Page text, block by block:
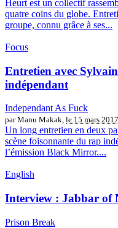
Heurt est un collectif
quatre coins du globe.
groupe, connu grâce à ses...
Focus
Entretien avec
indépendant
Independant As Fuck
par Manu Makak, le 15 mars 2017
Un long entretien en deux
scène foisonnante du rap
l’émission Black Mirror....
English
Interview : Jabbar of
Prison Break